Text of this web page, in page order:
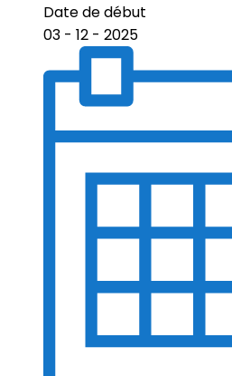
Date de début
03 - 12 - 2025